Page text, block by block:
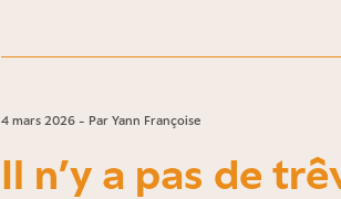
4 mars 2026 - Par Yann Françoise
Il n’y a pas de